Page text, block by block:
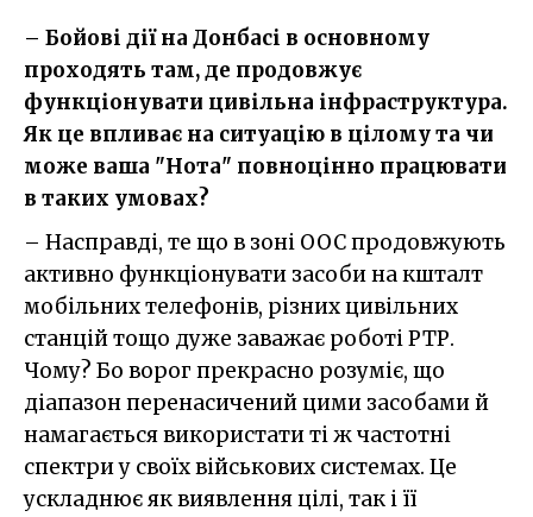
– Бойові дії на Донбасі в основному
проходять там, де продовжує
функціонувати цивільна інфраструктура.
Як це впливає на ситуацію в цілому та чи
може ваша "Нота" повноцінно працювати
в таких умовах?
– Насправді, те що в зоні ООС продовжують
активно функціонувати засоби на кшталт
мобільних телефонів, різних цивільних
станцій тощо дуже заважає роботі РТР.
Чому? Бо ворог прекрасно розуміє, що
діапазон перенасичений цими засобами й
намагається використати ті ж частотні
спектри у своїх військових системах. Це
ускладнює як виявлення цілі, так і її